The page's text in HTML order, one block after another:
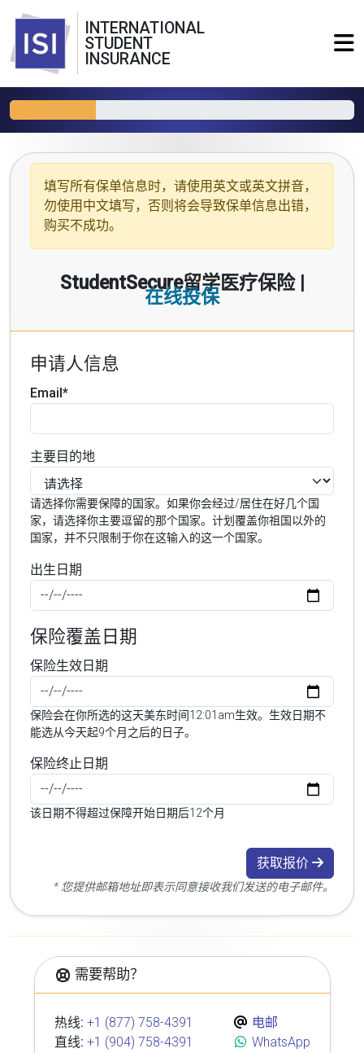
INTERNATIONAL
STUDENT
INSURANCE
填写所有保单信息时，请使用 英文或英文拼音，
勿使用中文填写，否则将会导致保单信息出错，
购买不成功。
StudentSecure留学医疗保险 |
在线投保
申请人信息
Email*
主要目的地
请选择你需要保障的国家。如果你会经过/居住在好几个国
家，请选择你主要逗留的那个国家。计划覆盖你祖国以外的
国家，并不只限制于你在这输入的这一个国家。
出生日期
保险覆盖日期
保险生效日期
保险会在你所选的这天美东时间12:01am生效。生效日期不
能选从今天起9个月之后的日子。
保险终止日期
该日期不得超过保障开始日期后12个月
获取报价
* 您提供邮箱地址即表示同意接收我们发送的电子邮件。
需要帮助？
热线: +1 (877) 758-4391
直线: +1 (904) 758-4391
电邮
WhatsApp